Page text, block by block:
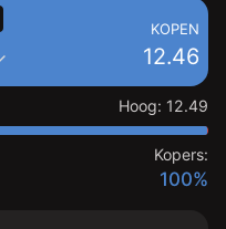
KOPEN
12.46
Hoog: 12.49
Kopers:
100%